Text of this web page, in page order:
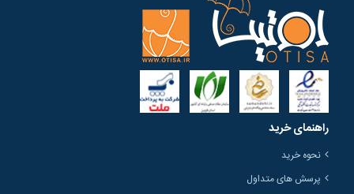
راهنمای خرید
نحوه خرید
پرسش های متداول